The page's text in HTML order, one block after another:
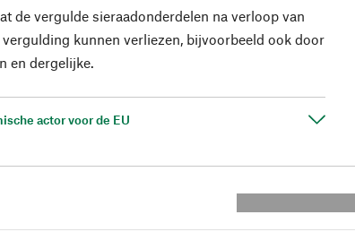
de vergulde sieraadonderdelen na verloop van
kunnen verliezen, bijvoorbeeld ook door
en dergelijke.
actor voor de EU